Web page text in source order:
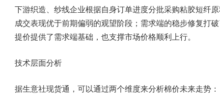
下游织造、纱线企业根据自身订单进度分批采购粘胶短纤
成交表现优于前期偏弱的观望阶段；需求端的稳步修复打
提价提供了需求端基础，也支撑市场价格顺利上行。
技术层面分析
据生意社现货通，可以通过两个维度来分析棉价未来走势：